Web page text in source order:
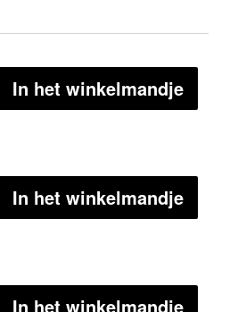
In het winkelmandje
In het winkelmandje
In het winkelmandje